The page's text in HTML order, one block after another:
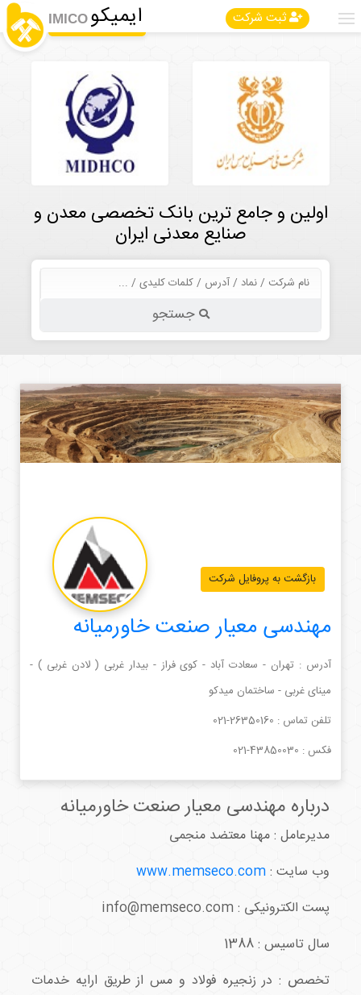
ثبت شرکت ایمیکو IMICO
اولین و جامع ترین بانک تخصصی معدن و
صنایع معدنی ایران
جستجو
بازگشت به پروفایل شرکت
مهندسی معیار صنعت خاورمیانه
آدرس : تهران - سعادت آباد - کوی فراز - بیدار غربی ( لادن غربی ) -
مینای غربی - ساختمان میدکو
تلفن تماس : 021-26350160
فکس : 021-43850030
درباره مهندسی معیار صنعت خاورمیانه
مدیرعامل : مهنا معتضد منجمی
وب سایت :www.memseco.com
پست الکترونیکی : info@memseco.com
سال تاسیس : 1388
تخصص : در زنجیره فولاد و مس از طریق ارایه خدمات